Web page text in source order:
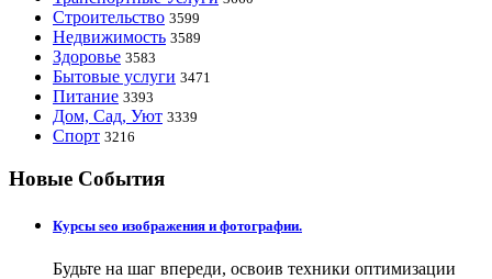
Строительство 3599
Недвижимость 3589
Здоровье 3583
Бытовые услуги 3471
Питание 3393
Дом, Сад, Уют 3339
Спорт 3216
Новые События
Курсы seo изображения и фотографии.
Будьте на шаг впереди, освоив техники оптимизации